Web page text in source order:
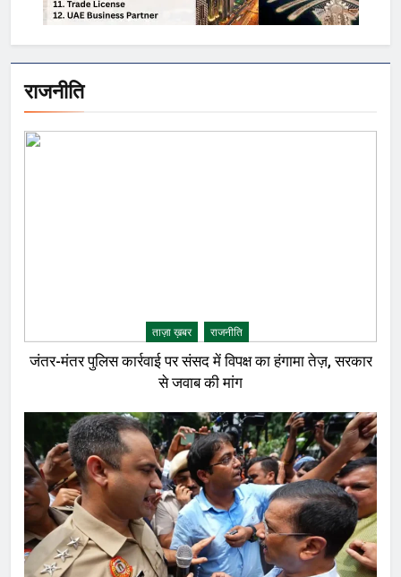
राजनीति
ताज़ा ख़बर राजनीति
जंतर-मंतर पुलिस कार्रवाई पर संसद में विपक्ष का हंगामा तेज़, सरकार
से जवाब की मांग